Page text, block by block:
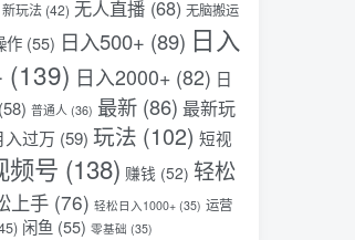
新玩法 (42) 无人直播 (68) 无脑搬运
作 (55) 日入500+ (89) 日入
(139) 日入2000+ (82) 日
(58) 普通人 (36) 最新 (86) 最新玩
入过万 (59) 玩法 (102) 短视
频号 (138) 赚钱 (52) 轻松
上手 (76) 轻松日入1000+ (35) 运营
闲鱼 (55) 零基础 (35)